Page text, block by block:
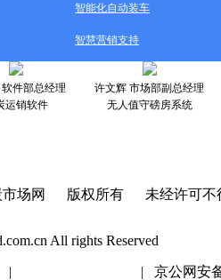
智能化自动装车
智慧营销支持
件部总经理
运销软件
许文辉 市场部副总经理
无人值守磅房系统
市场网 版权所有 未经许可不
All rights Reserved
| | 京公网安备